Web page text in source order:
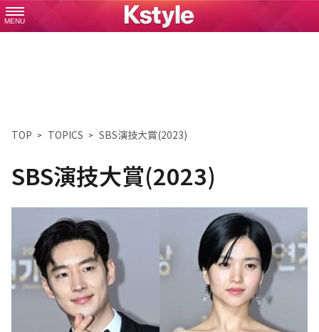
MENU
TOP TOPICS SBS演技大賞(2023)
SBS演技大賞(2023)